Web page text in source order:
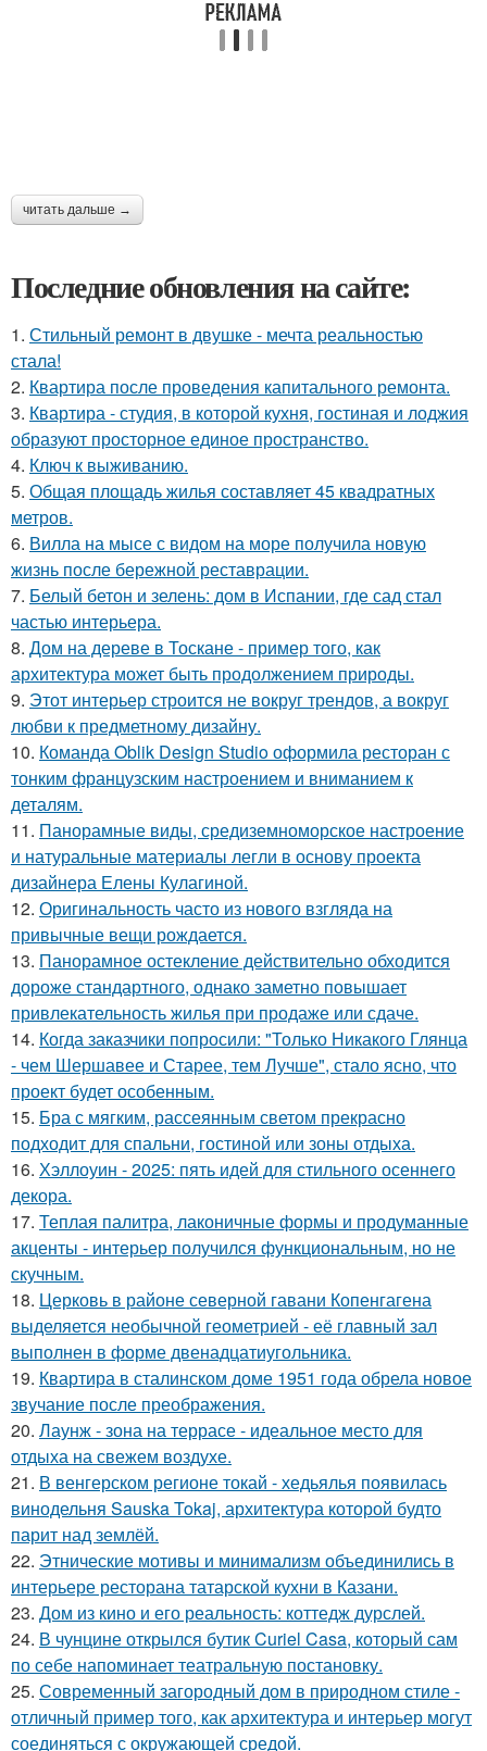
читать дальше →
Последние обновления на сайте:
1. Стильный ремонт в двушке - мечта реальностью
стала!
2. Квартира после проведения капитального ремонта.
3. Квартира - студия, в которой кухня, гостиная и лоджия
образуют просторное единое пространство.
4. Ключ к выживанию.
5. Общая площадь жилья составляет 45 квадратных
метров.
6. Вилла на мысе с видом на море получила новую
жизнь после бережной реставрации.
7. Белый бетон и зелень: дом в Испании, где сад стал
частью интерьера.
8. Дом на дереве в Тоскане - пример того, как
архитектура может быть продолжением природы.
9. Этот интерьер строится не вокруг трендов, а вокруг
любви к предметному дизайну.
10. Команда Oblik Design Studio оформила ресторан с
тонким французским настроением и вниманием к
деталям.
11. Панорамные виды, средиземноморское настроение
и натуральные материалы легли в основу проекта
дизайнера Елены Кулагиной.
12. Оригинальность часто из нового взгляда на
привычные вещи рождается.
13. Панорамное остекление действительно обходится
дороже стандартного, однако заметно повышает
привлекательность жилья при продаже или сдаче.
14. Когда заказчики попросили: "Только Никакого Глянца
- чем Шершавее и Старее, тем Лучше", стало ясно, что
проект будет особенным.
15. Бра с мягким, рассеянным светом прекрасно
подходит для спальни, гостиной или зоны отдыха.
16. Хэллоуин - 2025: пять идей для стильного осеннего
декора.
17. Теплая палитра, лаконичные формы и продуманные
акценты - интерьер получился функциональным, но не
скучным.
18. Церковь в районе северной гавани Копенгагена
выделяется необычной геометрией - её главный зал
выполнен в форме двенадцатиугольника.
19. Квартира в сталинском доме 1951 года обрела новое
звучание после преображения.
20. Лаунж - зона на террасе - идеальное место для
отдыха на свежем воздухе.
21. В венгерском регионе токай - хедьялья появилась
винодельня Sauska Tokaj, архитектура которой будто
парит над землёй.
22. Этнические мотивы и минимализм объединились в
интерьере ресторана татарской кухни в Казани.
23. Дом из кино и его реальность: коттедж дурслей.
24. В чунцине открылся бутик Curiel Casa, который сам
по себе напоминает театральную постановку.
25. Современный загородный дом в природном стиле -
отличный пример того, как архитектура и интерьер могут
соединяться с окружающей средой.